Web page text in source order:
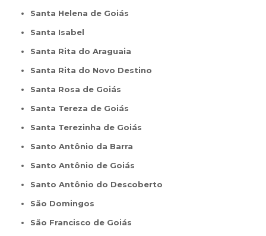
Santa Helena de Goiás
Santa Isabel
Santa Rita do Araguaia
Santa Rita do Novo Destino
Santa Rosa de Goiás
Santa Tereza de Goiás
Santa Terezinha de Goiás
Santo Antônio da Barra
Santo Antônio de Goiás
Santo Antônio do Descoberto
São Domingos
São Francisco de Goiás